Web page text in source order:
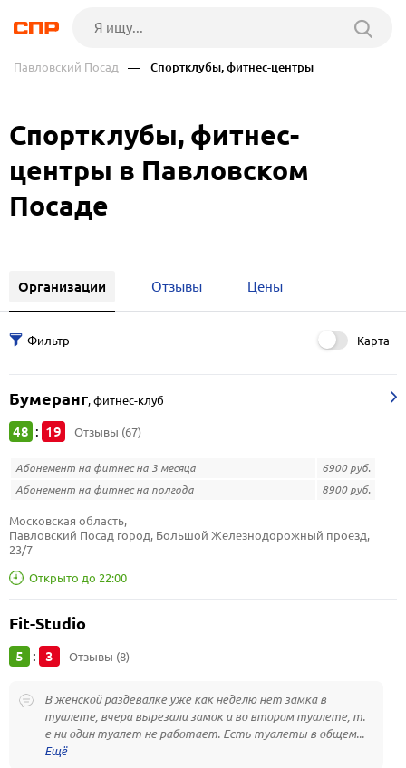
Павловский Посад — Спортклубы, фитнес-центры
Спортклубы, фитнес-
центры в Павловском
Посаде
Организации Отзывы Цены
Карта
Бумеранг,фитнес-клуб
48 : 19 Отзывы (67)
Абонемент на фитнес на 3 месяца
6900 руб.
Абонемент на фитнес на полгода
8900 руб.
Открыто до 22:00
Московская область,
Павловский Посад город, Большой Железнодорожный проезд,
23/7
Fit-Studio
5 : 3 Отзывы (8)
В женской раздевалке уже как неделю нет замка в
туалете, вчера вырезали замок и во втором туалете, т.
е ни один туалет не работает. Есть туалеты в общем...